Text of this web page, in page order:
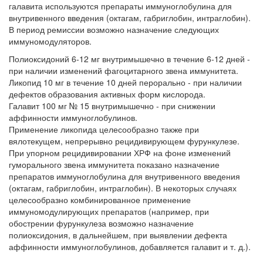
галавита используются препараты иммуноглобулина для
внутривенного введения (октагам, габриглобин, интраглобин).
В период ремиссии возможно назначение следующих
иммуномодуляторов.
Полиоксидоний 6-12 мг внутримышечно в течение 6-12 дней -
при наличии изменений фагоцитарного звена иммунитета.
Ликопид 10 мг в течение 10 дней перорально - при наличии
дефектов образования активных форм кислорода.
Галавит 100 мг № 15 внутримышечно - при снижении
аффинности иммуноглобулинов.
Применение ликопида целесообразно также при
вялотекущем, непрерывно рецидивирующем фурункулезе.
При упорном рецидивировании ХРФ на фоне изменений
гуморального звена иммунитета показано назначение
препаратов иммуноглобулина для внутривенного введения
(октагам, габриглобин, интраглобин). В некоторых случаях
целесообразно комбинированное применение
иммуномодулирующих препаратов (например, при
обострении фурункулеза возможно назначение
полиоксидония, в дальнейшем, при выявлении дефекта
аффинности иммуноглобулинов, добавляется галавит и т. д.).